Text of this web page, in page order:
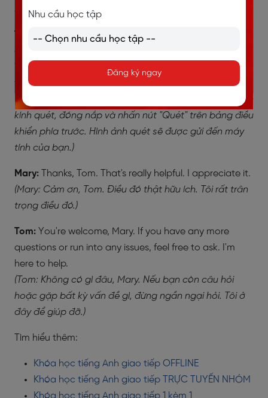
sao?)
Tom:
For scanning, you place the document face-
down on the scanner glass, close the lid, and press the
"Scan" button on the front panel. The scanned image
will be sent to your computer.
(Tom: Đối với việc quét, bạn đặt tài liệu mặt xuống trên
kính quét, đóng nắp và nhấn nút "Quét" trên bảng điều
khiển phía trước. Hình ảnh quét sẽ được gửi đến máy
tính của bạn.)
Mary:
Thanks, Tom. That's really helpful. I appreciate it.
(Mary: Cảm ơn, Tom. Điều đó thật hữu ích. Tôi rất trân
trọng điều đó.)
Tom: You're welcome, Mary. If you have any more
questions or run into any issues, feel free to ask. I'm
here to help.
(Tom: Không có gì đâu, Mary. Nếu bạn còn câu hỏi
hoặc gặp bất kỳ vấn đề gì, đừng ngần ngại hỏi. Tôi ở
đây để giúp đỡ.)
Tìm hiểu thêm:
Khóa học tiếng Anh giao tiếp OFFLINE
Khóa học tiếng Anh giao tiếp TRỰC TUYẾN NHÓM
Khóa học tiếng Anh giao tiếp 1 kèm 1
Nhu cầu học tập
Đăng ký ngay